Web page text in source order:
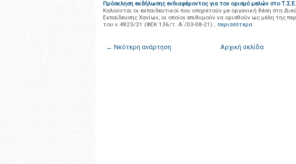
Πρόσκληση εκδήλωσης ενδιαφέροντος για τον ορισμό μελών στο
Καλούνται οι εκπαιδευτικοί που υπηρετούν με οργανική θέση στη
Εκπαίδευσης Χανίων, οι οποίοι επιθυμούν να ορισθούν ως μέλη της
του ν.4823/21 (ΦΕΚ 136/τ. Α ́/03-08-21)… περισσότερα
← Νεότερη ανάρτηση Αρχική σελίδα